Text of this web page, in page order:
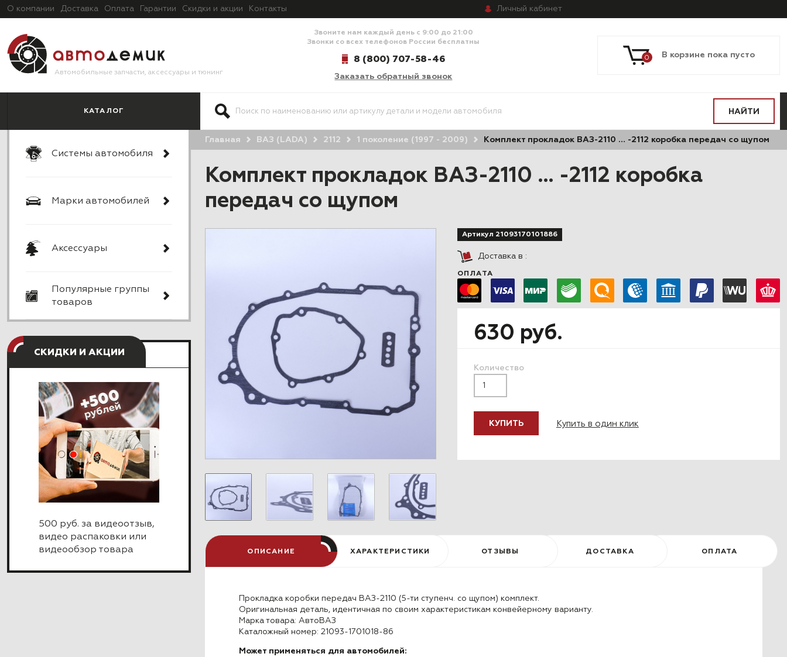
О компании Доставка Оплата Гарантии Скидки и акции Контакты Личный кабинет
Автомобильные запчасти, аксессуары и тюнинг
Звоните нам каждый день с 9:00 до 21:00
Звонки со всех телефонов России бесплатны
8 (800) 707-58-46
Заказать обратный звонок
0 В корзине пока пусто
КАТАЛОГ НАЙТИ
Системы автомобиля
Марки автомобилей
Аксессуары
Популярные группы
товаров
СКИДКИ И АКЦИИ
500 руб. за видеоотзыв,
видео распаковки или
видеообзор товара
Главная ВАЗ (LADA) 2112 1 поколение (1997 - 2009) Комплект прокладок ВАЗ-2110 … -2112 коробка передач со щупом
Комплект прокладок ВАЗ-2110 … -2112 коробка
передач со щупом
Артикул 21093170101886
Доставка в :
ОПЛАТА
630 руб.
Количество
КУПИТЬ Купить в один клик
ОПИСАНИЕ ХАРАКТЕРИСТИКИ ОТЗЫВЫ ДОСТАВКА ОПЛАТА
Прокладка коробки передач ВАЗ-2110 (5-ти ступенч. со щупом) комплект.
Оригинальная деталь, идентичная по своим характеристикам конвейерному варианту.
Марка товара: АвтоВАЗ
Каталожный номер: 21093-1701018-86
Может применяться для автомобилей: